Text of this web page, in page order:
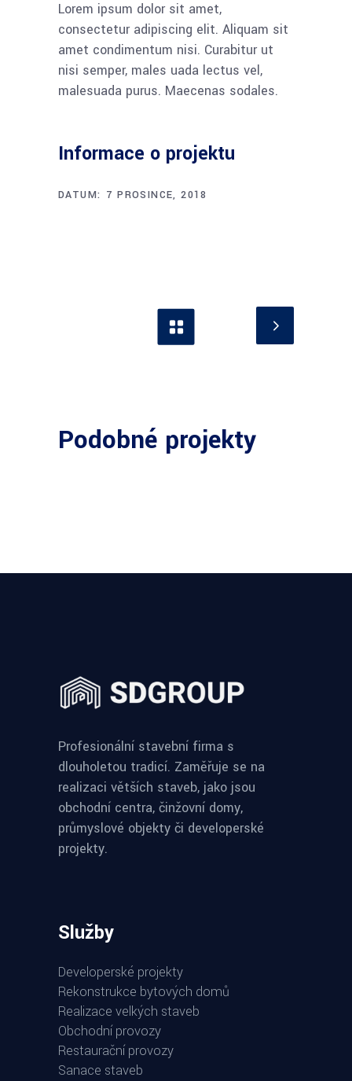
Lorem ipsum dolor sit amet,
consectetur adipiscing elit. Aliquam sit
amet condimentum nisi. Curabitur ut
nisi semper, males uada lectus vel,
malesuada purus. Maecenas sodales.
Informace o projektu
DATUM: 7 PROSINCE, 2018
Podobné projekty
Profesionální stavební firma s
dlouholetou tradicí. Zaměřuje se na
realizaci větších staveb, jako jsou
obchodní centra, činžovní domy,
průmyslové objekty či developerské
projekty.
Služby
Developerské projekty
Rekonstrukce bytových domů
Realizace velkých staveb
Obchodní provozy
Restaurační provozy
Sanace staveb